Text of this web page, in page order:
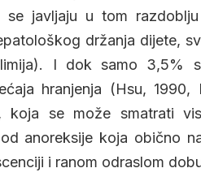
se javljaju u tom
držanja dijete,
I dok samo 3,5%
hranjenja (Hsu,
koja se može smatrati
anoreksije koja obično
i ranom odraslom